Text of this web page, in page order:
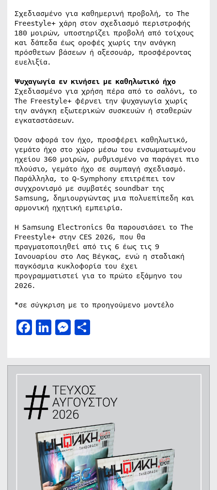
Σχεδιασμένο για καθημερινή προβολή, το The
Freestyle+ χάρη στον σχεδιασμό περιστροφής
180 μοιρών, υποστηρίζει προβολή από τοίχους
και δάπεδα έως οροφές χωρίς την ανάγκη
πρόσθετων βάσεων ή αξεσουάρ, προσφέροντας
ευελιξία.
Ψυχαγωγία εν κινήσει με καθηλωτικό ήχο
Σχεδιασμένο για χρήση πέρα από το σαλόνι, το
The Freestyle+ φέρνει την ψυχαγωγία χωρίς
την ανάγκη εξωτερικών συσκευών ή σταθερών
εγκαταστάσεων.
Όσον αφορά τον ήχο, προσφέρει καθηλωτικό,
γεμάτο ήχο στο χώρο μέσω του ενσωματωμένου
ηχείου 360 μοιρών, ρυθμισμένο να παράγει πιο
πλούσιο, γεμάτο ήχο σε συμπαγή σχεδιασμό.
Παράλληλα, το Q-Symphony επιτρέπει τον
συγχρονισμό με συμβατές soundbar της
Samsung, δημιουργώντας μια πολυεπίπεδη και
αρμονική ηχητική εμπειρία.
Η Samsung Electronics θα παρουσιάσει το The
Freestyle+ στην CES 2026, που θα
πραγματοποιηθεί από τις 6 έως τις 9
Ιανουαρίου στο Λας Βέγκας, ενώ η σταδιακή
παγκόσμια κυκλοφορία του έχει
προγραμματιστεί για το πρώτο εξάμηνο του
2026.
*σε σύγκριση με το προηγούμενο μοντέλο
Facebook
LinkedIn
Messenger